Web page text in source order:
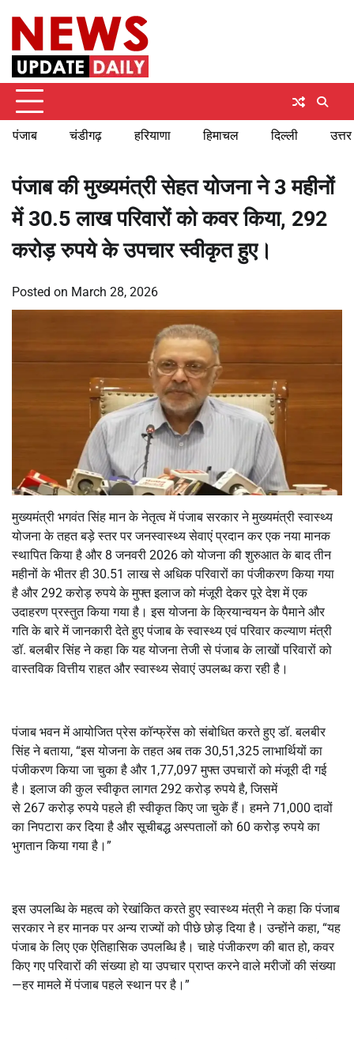
content
पंजाब चंडीगढ़ हरियाणा हिमाचल दिल्ली
पंजाब की मुख्यमंत्री सेहत योजना ने 3 महीनों
में 30.5 लाख परिवारों को कवर किया, 292
करोड़ रुपये के उपचार स्वीकृत हुए।
Posted on March 28, 2026
मुख्यमंत्री भगवंत सिंह मान के नेतृत्व में पंजाब सरकार ने मुख्यमंत्री स्वास्थ्य
योजना के तहत बड़े स्तर पर जनस्वास्थ्य सेवाएं प्रदान कर एक नया मानक
स्थापित किया है और 8 जनवरी 2026को योजना की शुरुआत के बाद तीन
महीनों के भीतर ही 30.51 लाख से अधिक परिवारों का पंजीकरण किया गया
है और292करोड़ रुपये के मुफ्त इलाज को मंजूरी देकर पूरे देश में एक
उदाहरण प्रस्तुत किया गया है। इस योजना के क्रियान्वयन के पैमाने और
गति के बारे में जानकारी देते हुए पंजाब के स्वास्थ्य एवं परिवार कल्याण मंत्री
डॉ. बलबीर सिंह ने कहा कि यह योजना तेजी से पंजाब के लाखों परिवारों को
वास्तविक वित्तीय राहत और स्वास्थ्य सेवाएं उपलब्ध करा रही है।
पंजाब भवन में आयोजित प्रेस कॉन्फ्रेंस को संबोधित करते हुए डॉ. बलबीर
सिंह ने बताया, “इस योजना के तहत अब तक30,51,325लाभार्थियों का
पंजीकरण किया जा चुका है और 1,77,097मुफ्त उपचारों को मंजूरी दी गई
है। इलाज की कुल स्वीकृत लागत292करोड़ रुपये है,जिसमें
से 267करोड़ रुपये पहले ही स्वीकृत किए जा चुके हैं। हमने71,000 दावों
का निपटारा कर दिया है और सूचीबद्ध अस्पतालों को 60 करोड़ रुपये का
भुगतान किया गया है।”
इस उपलब्धि के महत्व को रेखांकित करते हुए स्वास्थ्य मंत्री ने कहा कि पंजाब
सरकार ने हर मानक पर अन्य राज्यों को पीछे छोड़ दिया है। उन्होंने कहा, “यह
पंजाब के लिए एक ऐतिहासिक उपलब्धि है। चाहे पंजीकरण की बात हो,कवर
किए गए परिवारों की संख्या हो या उपचार प्राप्त करने वाले मरीजों की संख्या
—हर मामले में पंजाब पहले स्थान पर है।”